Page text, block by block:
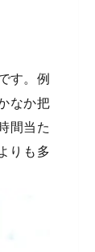
す。例
なか把
間当た
りも多